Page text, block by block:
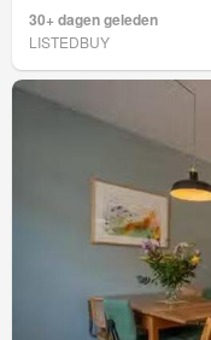
30+ dagen geleden
LISTEDBUY